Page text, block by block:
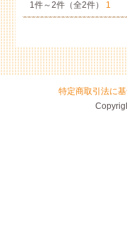
1件～2件（全2件） 1
特定商取引法に